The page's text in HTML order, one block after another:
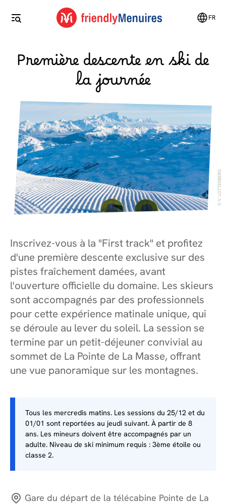
FR
Première descente en ski de
la journée
V. LOTTENBERG
Inscrivez-vous à la "First track" et profitez
d'une première descente exclusive sur des
pistes fraîchement damées, avant
l'ouverture officielle du domaine. Les skieurs
sont accompagnés par des professionnels
pour cette expérience matinale unique, qui
se déroule au lever du soleil. La session se
termine par un petit-déjeuner convivial au
sommet de La Pointe de La Masse, offrant
une vue panoramique sur les montagnes.
Tous les mercredis matins. Les sessions du 25/12 et du
01/01 sont reportées au jeudi suivant. À partir de 8
ans. Les mineurs doivent être accompagnés par un
adulte. Niveau de ski minimum requis : 3ème étoile ou
classe 2.
Gare du départ de la télécabine Pointe de La